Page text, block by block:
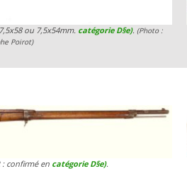
ou 7,5x54mm. catégorie D§e). (Photo :
Poirot)
: confirmé en catégorie D§e).